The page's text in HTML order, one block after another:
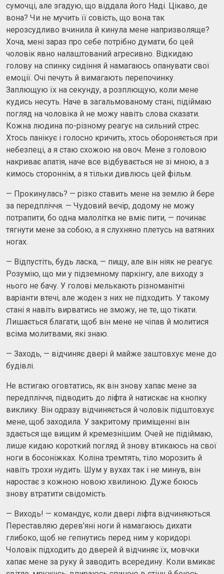
сумочці, але згадую, що віддала його Наді. Цікаво, де
вона? Чи не мучить її совість, що вона так
нерозсудливо вчинила й кинула мене напризволяще?
Хоча, мені зараз про себе потрібно думати, бо цей
чоловік явно налаштований агресивно. Відкидаю
голову на спинку сидіння й намагаюсь опанувати свої
емоції. Очі печуть й вимагають перепочинку.
Заплющую їх на секунду, а розплющую, коли мене
кудись несуть. Наче в загальмованому стані, підіймаю
погляд на чоловіка й не можу навіть слова сказати.
Кожна людина по-різному реагує на сильний стрес.
Хтось панікує і голосно кричить, хтось обороняється при
небезпеці, а я стаю схожою на овоч. Мене з головою
накриває апатія, наче все відбувається не зі мною, а з
кимось стороннім, а я тільки дивлюсь цей фільм.
— Прокинулась? — різко ставить мене на землю й бере
за передпліччя. — Чудовий вечір, додому не можу
потрапити, бо одна малолітка не вміє пити, — починає
тягнути мене за собою, а я слухняно плетусь на ватяних
ногах.
— Відпустіть, будь ласка, — пищу, але він ніяк не реагує.
Розумію, що ми у підземному паркінгу, але виходу з
нього не бачу. У голові мелькають різноманітні
варіанти втечі, але жоден з них не підходить. У такому
стані я навіть вирватись не зможу, не те, що тікати.
Лишається благати, щоб він мене не чіпав й молитися
всіма молитвами, які знаю.
— Заходь, — відчиняє двері й майже заштовхує мене до
будівлі.
Не встигаю оговтатись, як він знову хапає мене за
передпліччя, підводить до ліфта й натискає на кнопку
виклику. Він одразу відчиняється й чоловік підштовхує
мене, щоб заходила. У закритому приміщенні він
здається ще вищим й кремезнішим. Очей не підіймаю,
лише кидаю короткий погляд й знову втикаюсь на свої
ноги в босоніжках. Коліна тремтять, тіло морозить й
навіть трохи нудить. Шум у вухах так і не минув, він
наростає з кожною новою хвилиною. Дуже боюсь
знову втратити свідомість.
— Виходь! — командує, коли двері ліфта відчиняються.
Переставляю дерев’яні ноги й намагаюсь дихати
глибоко, щоб не гепнутись перед ним у коридорі.
Чоловік підходить до дверей й відчиняє їх, мовчки
хапає мене за руку й заводить всередину. Коли вмикає